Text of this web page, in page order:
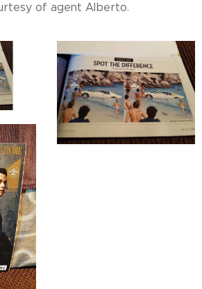
of agent Alberto.